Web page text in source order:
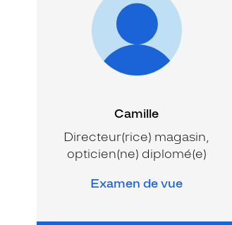
Camille
Directeur(rice) magasin,
opticien(ne) diplomé(e)
Examen de vue